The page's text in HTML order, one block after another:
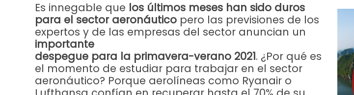
Es innegable que los últimos meses han sido duros
para el sector aeronáutico pero las previsiones de los
expertos y de las empresas del sector anuncian un
importante
despegue para la primavera-verano 2021. ¿Por qué es
el momento de estudiar para trabajar en el sector
aeronáutico? Porque aerolíneas como Ryanair o